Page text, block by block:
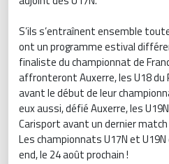
S’ils s’entraînent ensemble
ont un programme estival
finaliste du championnat de
affronteront Auxerre, les U18 du
avant le début de leur
eux aussi, défié Auxerre, les
Carisport avant un dernier
Les championnats U17N et
end, le 24 août prochain !